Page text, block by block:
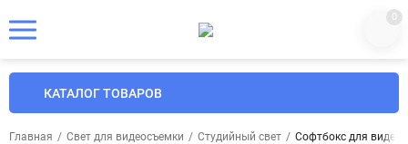
0
КАТАЛОГ ТОВАРОВ
Главная / Свет для видеосъемки / Студийный свет / Софтбокс для